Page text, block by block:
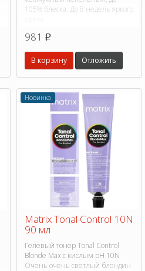
105% блеска. До 8 недель яркого
981 p
В корзину Отложить
Новинка
Matrix Tonal Control 10N
90 мл
Гелевый тонер Tonal Control
Blonde Max с кислым pH 10N
Очень очень светлый блондин